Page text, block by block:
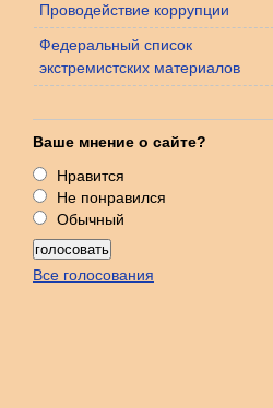
Проводействие коррупции
Федеральный список
экстремистских материалов
Ваше мнение о сайте?
Нравится
Не понравился
Обычный
Все голосования